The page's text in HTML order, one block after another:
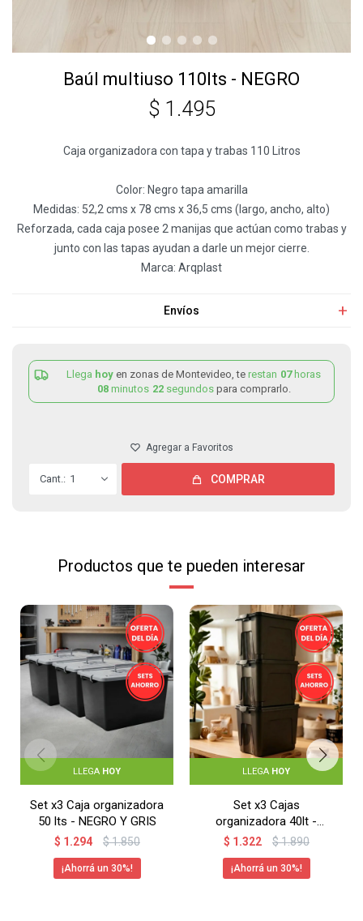
Baúl multiuso 110lts - NEGRO
$ 1.495
Caja organizadora con tapa y trabas 110 Litros
Color: Negro tapa amarilla
Medidas: 52,2 cms x 78 cms x 36,5 cms (largo, ancho, alto)
Reforzada, cada caja posee 2 manijas que actúan como trabas y
junto con las tapas ayudan a darle un mejor cierre.
Marca: Arqplast
Envíos
Llega hoy en zonas de Montevideo, te restan 07horas
08 minutos 22 segundos para comprarlo.
1 COMPRAR
Productos que te pueden interesar
LLEGA HOY
Set x3 Caja organizadora
50 lts - NEGRO Y GRIS
$ 1.294 $1.850
30
LLEGA HOY
Set x3 Cajas
organizadora 40lt -
NEGRO
$ 1.322 $1.890
30